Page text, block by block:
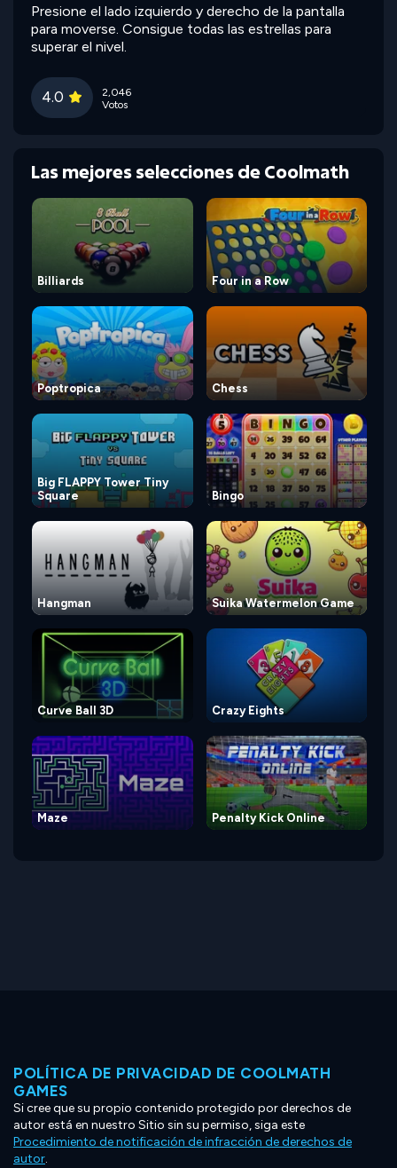
Presione el lado izquierdo y derecho de la pantalla
para moverse. Consigue todas las estrellas para
superar el nivel.
4.0
2,046
Votos
Las mejores selecciones de Coolmath
Billiards Four in a Row
Poptropica Chess
Big FLAPPY Tower Tiny
Square
Bingo
Hangman Suika Watermelon Game
Curve Ball 3D Crazy Eights
Maze Penalty Kick Online
POLÍTICA DE PRIVACIDAD DE COOLMATH
GAMES
Si cree que su propio contenido protegido por derechos de
autor está en nuestro Sitio sin su permiso, siga este
Procedimiento de notificación de infracción de derechos de
autor.